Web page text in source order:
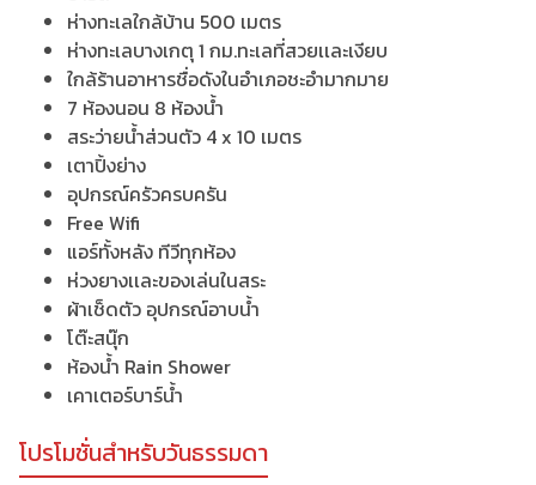
ห่างทะเลใกล้บ้าน 500 เมตร
ห่างทะเลบางเกตุ 1 กม.ทะเลที่สวยเเละเงียบ
ใกล้ร้านอาหารชื่อดังในอำเภอชะอำมากมาย
7 ห้องนอน 8 ห้องน้ำ
สระว่ายน้ำส่วนตัว 4 x 10 เมตร
เตาปิ้งย่าง
อุปกรณ์ครัวครบครัน
Free Wifi
แอร์ทั้งหลัง ทีวีทุกห้อง
ห่วงยางเเละของเล่นในสระ
ผ้าเช็ดตัว อุปกรณ์อาบน้ำ
โต๊ะสนุ๊ก
ห้องน้ำ Rain Shower
เคาเตอร์บาร์น้ำ
โปรโมชั่นสำหรับวันธรรมดา